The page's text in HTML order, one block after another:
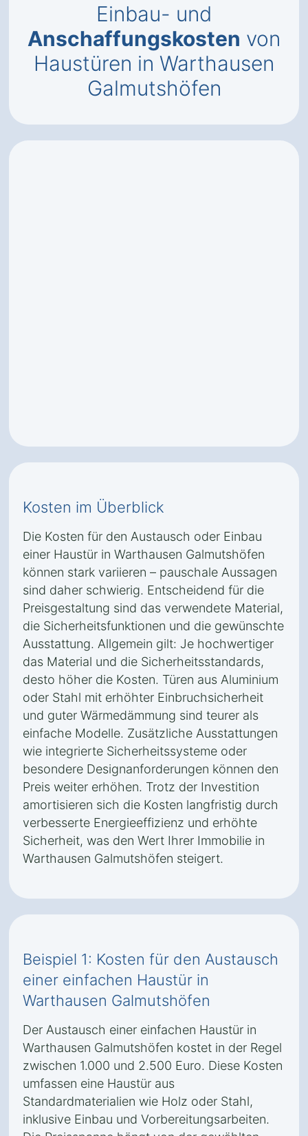
Einbau- und
Anschaffungskosten von
Haustüren in Warthausen
Galmutshöfen
Kosten im Überblick
Die Kosten für den Austausch oder Einbau
einer Haustür in Warthausen Galmutshöfen
können stark variieren – pauschale Aussagen
sind daher schwierig. Entscheidend für die
Preisgestaltung sind das verwendete Material,
die Sicherheitsfunktionen und die gewünschte
Ausstattung. Allgemein gilt: Je hochwertiger
das Material und die Sicherheitsstandards,
desto höher die Kosten. Türen aus Aluminium
oder Stahl mit erhöhter Einbruchsicherheit
und guter Wärmedämmung sind teurer als
einfache Modelle. Zusätzliche Ausstattungen
wie integrierte Sicherheitssysteme oder
besondere Designanforderungen können den
Preis weiter erhöhen. Trotz der Investition
amortisieren sich die Kosten langfristig durch
verbesserte Energieeffizienz und erhöhte
Sicherheit, was den Wert Ihrer Immobilie in
Warthausen Galmutshöfen steigert.
Beispiel 1: Kosten für den Austausch
einer einfachen Haustür in
Warthausen Galmutshöfen
Der Austausch einer einfachen Haustür in
Warthausen Galmutshöfen kostet in der Regel
zwischen 1.000 und 2.500 Euro. Diese Kosten
umfassen eine Haustür aus
Standardmaterialien wie Holz oder Stahl,
inklusive Einbau und Vorbereitungsarbeiten.